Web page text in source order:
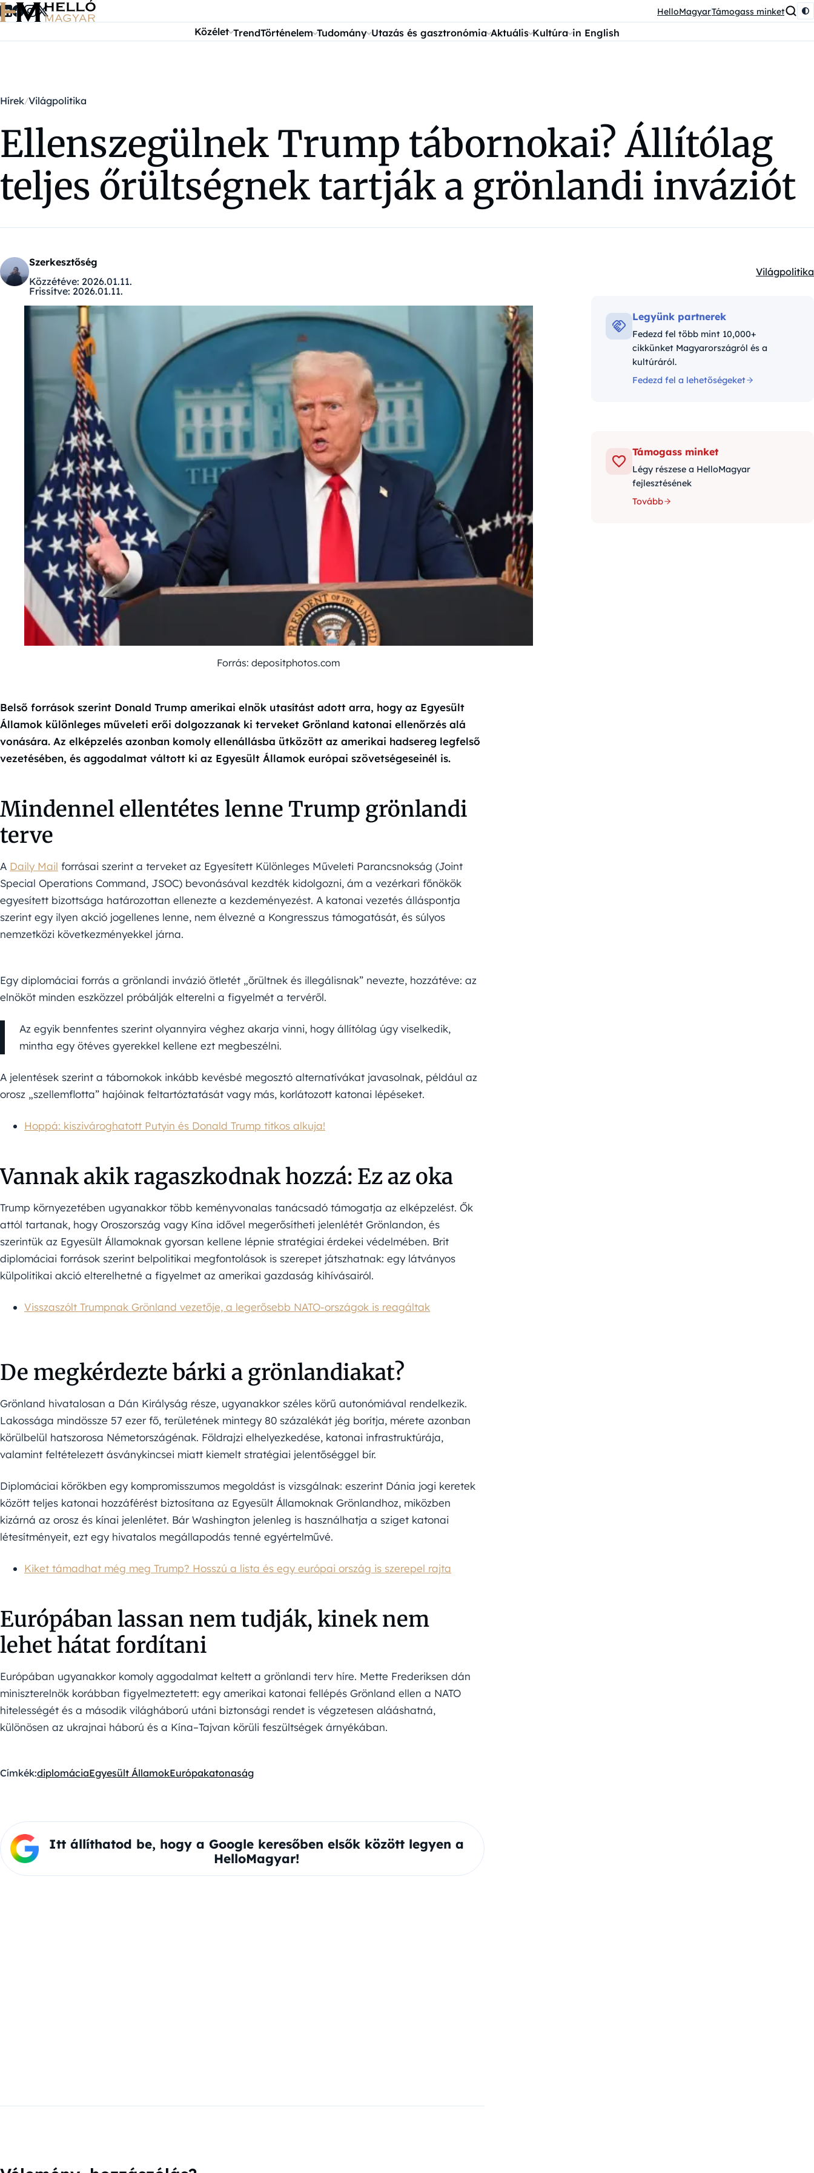
Ugrás a tartalomra HelloMagyarTámogass minket
Közélet TrendTörténelem Tudomány Utazás és gasztronómia Aktuális Kultúra in English
Hírek Világpolitika
Ellenszegülnek Trump tábornokai? Állítólag
teljes őrültségnek tartják a grönlandi inváziót
Szerkesztőség
Közzétéve: 2026.01.11.
Frissítve: 2026.01.11.
Kategóriák:
Világpolitika
Forrás: depositphotos.com
Belső források szerint Donald Trump amerikai elnök utasítást adott arra, hogy az Egyesült
Államok különleges műveleti erői dolgozzanak ki terveket Grönland katonai ellenőrzés alá
vonására. Az elképzelés azonban komoly ellenállásba ütközött az amerikai hadsereg legfelső
vezetésében, és aggodalmat váltott ki az Egyesült Államok európai szövetségeseinél is.
Mindennel ellentétes lenne Trump grönlandi
terve
A Daily Mail forrásai szerint a terveket az Egyesített Különleges Műveleti Parancsnokság (Joint
Special Operations Command, JSOC) bevonásával kezdték kidolgozni, ám a vezérkari főnökök
egyesített bizottsága határozottan ellenezte a kezdeményezést. A katonai vezetés álláspontja
szerint egy ilyen akció jogellenes lenne, nem élvezné a Kongresszus támogatását, és súlyos
nemzetközi következményekkel járna.
Egy diplomáciai forrás a grönlandi invázió ötletét „őrültnek és illegálisnak” nevezte, hozzátéve: az
elnököt minden eszközzel próbálják elterelni a figyelmét a tervéről.
Az egyik bennfentes szerint olyannyira véghez akarja vinni, hogy állítólag úgy viselkedik,
mintha egy ötéves gyerekkel kellene ezt megbeszélni.
A jelentések szerint a tábornokok inkább kevésbé megosztó alternatívákat javasolnak, például az
orosz „szellemflotta” hajóinak feltartóztatását vagy más, korlátozott katonai lépéseket.
Hoppá: kiszivároghatott Putyin és Donald Trump titkos alkuja!
Vannak akik ragaszkodnak hozzá: Ez az oka
Trump környezetében ugyanakkor több keményvonalas tanácsadó támogatja az elképzelést. Ők
attól tartanak, hogy Oroszország vagy Kína idővel megerősítheti jelenlétét Grönlandon, és
szerintük az Egyesült Államoknak gyorsan kellene lépnie stratégiai érdekei védelmében. Brit
diplomáciai források szerint belpolitikai megfontolások is szerepet játszhatnak: egy látványos
külpolitikai akció elterelhetné a figyelmet az amerikai gazdaság kihívásairól.
Visszaszólt Trumpnak Grönland vezetője, a legerősebb NATO-országok is reagáltak
De megkérdezte bárki a grönlandiakat?
Grönland hivatalosan a Dán Királyság része, ugyanakkor széles körű autonómiával rendelkezik.
Lakossága mindössze 57 ezer fő, területének mintegy 80 százalékát jég borítja, mérete azonban
körülbelül hatszorosa Németországénak. Földrajzi elhelyezkedése, katonai infrastruktúrája,
valamint feltételezett ásványkincsei miatt kiemelt stratégiai jelentőséggel bír.
Diplomáciai körökben egy kompromisszumos megoldást is vizsgálnak: eszerint Dánia jogi keretek
között teljes katonai hozzáférést biztosítana az Egyesült Államoknak Grönlandhoz, miközben
kizárná az orosz és kínai jelenlétet. Bár Washington jelenleg is használhatja a sziget katonai
létesítményeit, ezt egy hivatalos megállapodás tenné egyértelművé.
Kiket támadhat még meg Trump? Hosszú a lista és egy európai ország is szerepel rajta
Európában lassan nem tudják, kinek nem
lehet hátat fordítani
Európában ugyanakkor komoly aggodalmat keltett a grönlandi terv híre. Mette Frederiksen dán
miniszterelnök korábban figyelmeztetett: egy amerikai katonai fellépés Grönland ellen a NATO
hitelességét és a második világháború utáni biztonsági rendet is végzetesen alááshatná,
különösen az ukrajnai háború és a Kína–Tajvan körüli feszültségek árnyékában.
Címkék:diplomáciaEgyesült ÁllamokEurópakatonaság
Itt állíthatod be, hogy a Google keresőben elsők között legyen a
HelloMagyar!
Legyünk partnerek
Fedezd fel több mint 10,000+
cikkünket Magyarországról és a
kultúráról.
Fedezd fel a lehetőségeket
Támogass minket
Légy részese a HelloMagyar
fejlesztésének
Tovább